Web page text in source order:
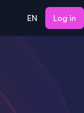
EN
Log in